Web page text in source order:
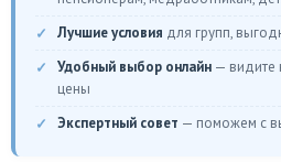
Лучшие условия для групп,
Удобный выбор онлайн — видите
цены
Экспертный совет — поможем с